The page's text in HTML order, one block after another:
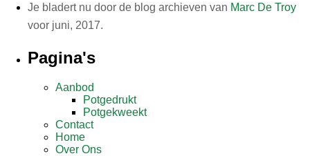
Je bladert nu door de blog archieven van Marc De Troy
voor juni, 2017.
Pagina's
Aanbod
Potgedrukt
Potgekweekt
Contact
Home
Over Ons